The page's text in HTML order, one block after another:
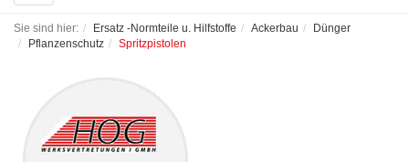
navigation
Sie sind hier: Ersatz -Normteile u. Hilfstoffe Ackerbau
Dünger
Pflanzenschutz
Spritzpistolen